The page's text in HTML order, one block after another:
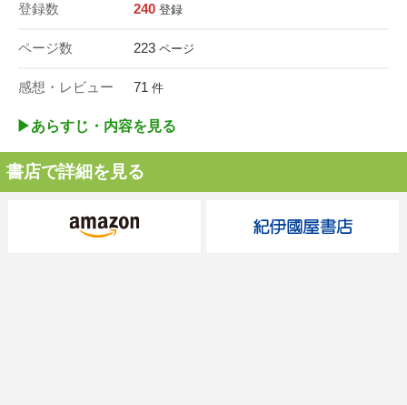
登録数 240 登録
ページ数 223 ページ
感想・レビュー 71 件
▶︎あらすじ・内容を見る
書店で詳細を見る